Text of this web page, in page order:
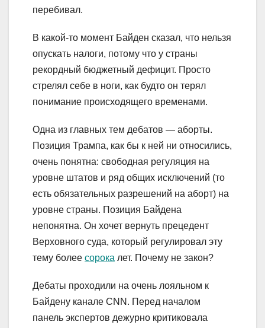
перебивал.
В какой-то момент Байден сказал, что нельзя
опускать налоги, потому что у страны
рекордный бюджетный дефицит. Просто
стрелял себе в ноги, как будто он терял
понимание происходящего временами.
Одна из главных тем дебатов — аборты.
Позиция Трампа, как бы к ней ни относились,
очень понятна: свободная регуляция на
уровне штатов и ряд общих исключений (то
есть обязательных разрешений на аборт) на
уровне страны. Позиция Байдена
непонятна. Он хочет вернуть прецедент
Верховного суда, который регулировал эту
тему более сорока лет. Почему не закон?
Дебаты проходили на очень лояльном к
Байдену канале CNN. Перед началом
панель экспертов дежурно критиковала